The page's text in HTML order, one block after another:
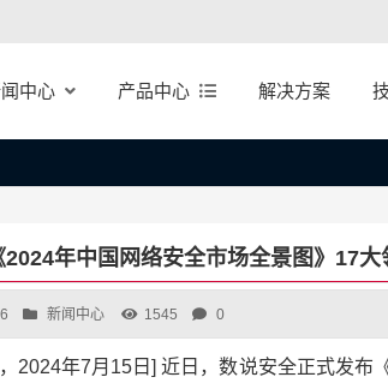
中心 产品中心 解决方案
年中国网络安全市场全景图》17大
新闻中心 1545 0
2024年7月15日] 近日，数说安全正式发布